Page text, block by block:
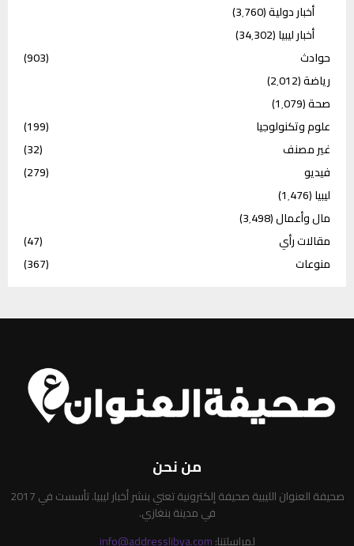
أخبار دولية(3٬760)
أخبار ليبيا(34٬302)
حوادث
(903)
رياضة(2٬012)
صحة(1٬079)
علوم وتكنولوجيا
(199)
غير مصنف
(32)
فيديو
(279)
ليبيا(1٬476)
مال وأعمال(3٬498)
مقالات رأي
(47)
منوعات
(367)
من نحن
صحيفة العنوان الليبية صحيفة إلكترونية تعني بنشر أخبار ليبيا. تأسست في 2017
في مدينة بنغازي.
لمراسلتنا:info@addresslibya.com